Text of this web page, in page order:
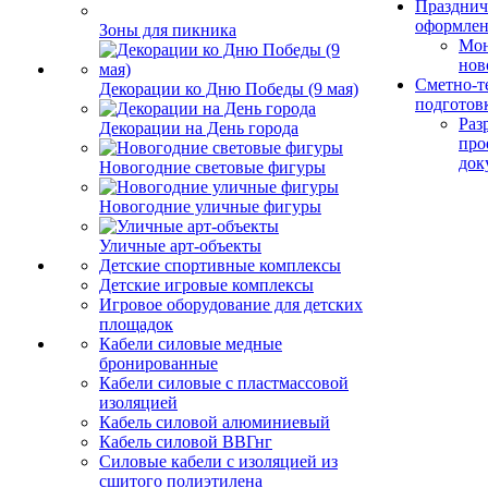
Зоны для пикника
Декорации ко Дню Победы (9 мая)
Декорации на День города
Новогодние световые фигуры
Новогодние уличные фигуры
Уличные арт-объекты
Детские спортивные комплексы
Детские игровые комплексы
Игровое оборудование для детских
площадок
Кабели силовые медные
бронированные
Кабели силовые с пластмассовой
изоляцией
Кабель силовой алюминиевый
Кабель силовой ВВГнг
Силовые кабели с изоляцией из
сшитого полиэтилена
Сметно-